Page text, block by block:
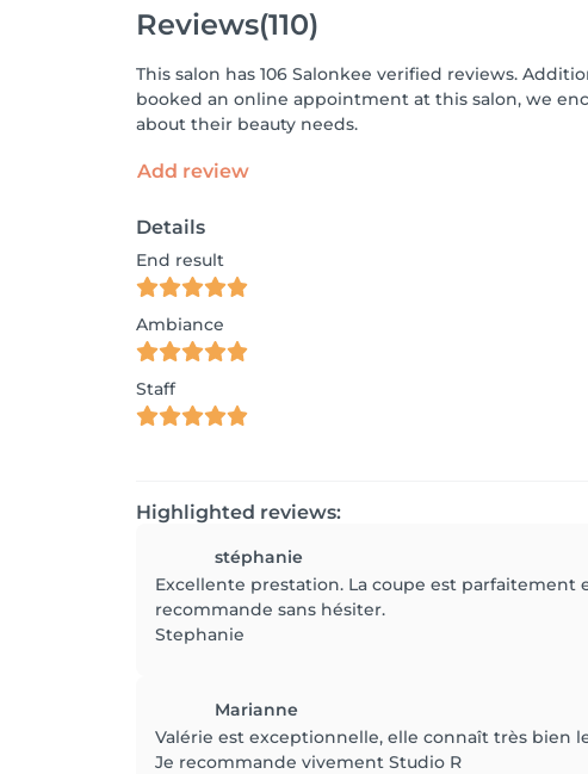
Reviews(110)
This salon has 106 Salonkee verified reviews.
booked an online appointment at this salon, we
about their beauty needs.
Add review
Details
End result
Ambiance
Staff
Highlighted reviews:
stéphanie
Excellente prestation. La coupe est parfaitement
recommande sans hésiter.
Stephanie
Marianne
Valérie est exceptionnelle, elle connaît très bien
Je recommande vivement Studio R